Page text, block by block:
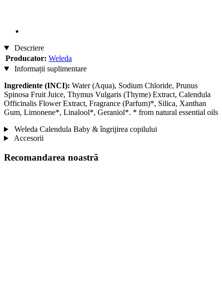
Descriere
Producator: Weleda
Informații suplimentare
Ingrediente (INCI): Water (Aqua), Sodium Chloride, Prunus
Spinosa Fruit Juice, Thymus Vulgaris (Thyme) Extract, Calendula
Officinalis Flower Extract, Fragrance (Parfum)*, Silica, Xanthan
Gum, Limonene*, Linalool*, Geraniol*. * from natural essential oils
Weleda Calendula Baby & îngrijirea copilului
Accesorii
Recomandarea noastră